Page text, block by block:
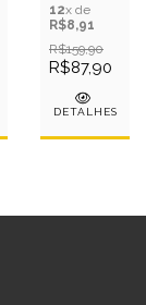
OZ 335
ML QGK
BRANCO
COM
TAMPA
12x de
R$8,91
R$159,90
R$87,90
DETALHES